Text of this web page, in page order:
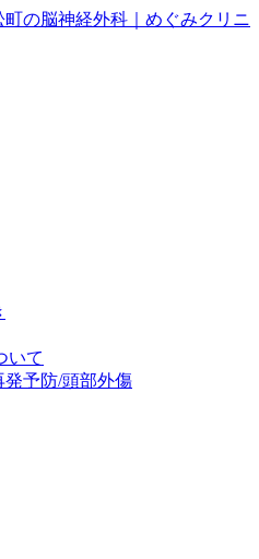
いて
発予防/頭部外傷